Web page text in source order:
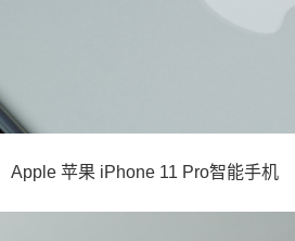
Apple 苹果 iPhone 11 Pro智能手机